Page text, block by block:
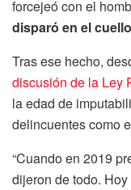
forcejeó con el
disparó en el cuello
Tras ese hecho,
discusión de la Ley
la edad de
delincuentes como
“Cuando en 2019
dijeron de todo.